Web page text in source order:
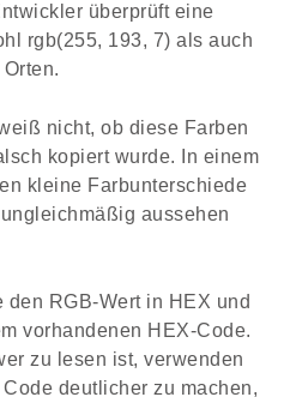
überprüft eine
rgb(255, 193, 7) als auch
nicht, ob diese Farben
kopiert wurde. In einem
kleine Farbunterschiede
aussehen
den RGB-Wert in HEX und
vorhandenen HEX-Code.
zu lesen ist, verwenden
deutlicher zu machen,